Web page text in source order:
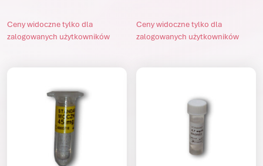
Ceny widoczne tylko dla
zalogowanych użytkowników
Ceny widoczne tylko dla
zalogowanych użytkowników